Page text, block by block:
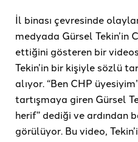
İl binası çevresinde
medyada Gürsel Tekin’in
ettiğini gösteren bir
Tekin’in bir kişiyle sözlü
alıyor. “Ben CHP
tartışmaya giren Gürsel
herif” dediği ve ardından
görülüyor. Bu video,